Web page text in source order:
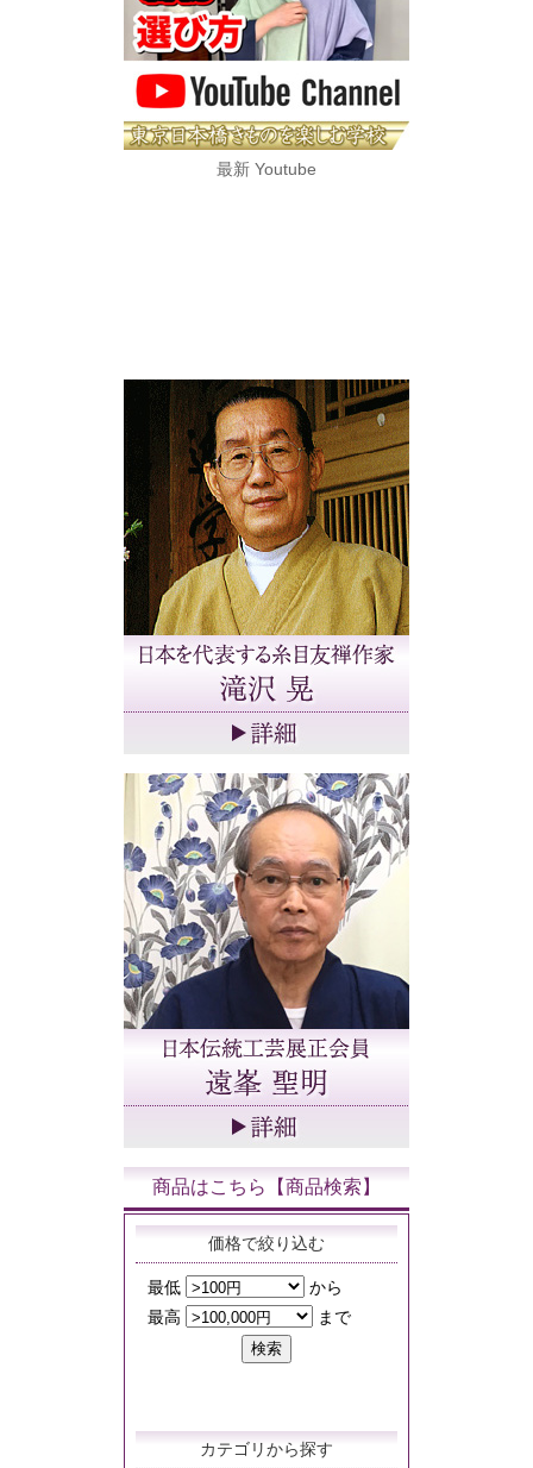
最新 Youtube
商品はこちら【商品検索】
価格で絞り込む
カテゴリから探す